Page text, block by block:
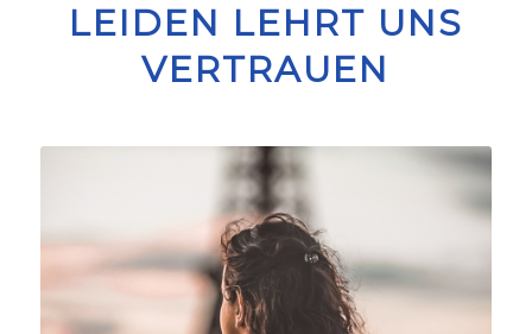
LEIDEN LEHRT UNS
VERTRAUEN